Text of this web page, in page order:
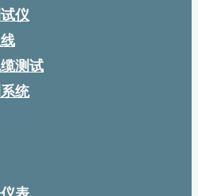
仪
测试
统